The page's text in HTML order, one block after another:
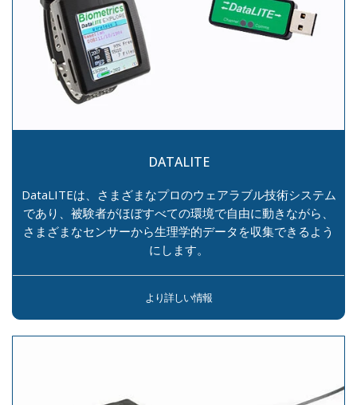
DATALITE
DataLITEは、さまざまなプロのウェアラブル技術システム
であり、被験者がほぼすべての環境で自由に動きながら、
さまざまなセンサーから生理学的データを収集できるよう
にします。
より詳しい情報